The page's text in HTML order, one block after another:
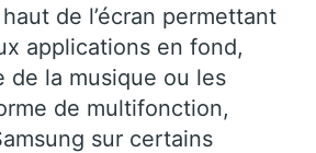
de l’écran permettant
applications en fond,
de la musique ou les
de multifonction,
sur certains